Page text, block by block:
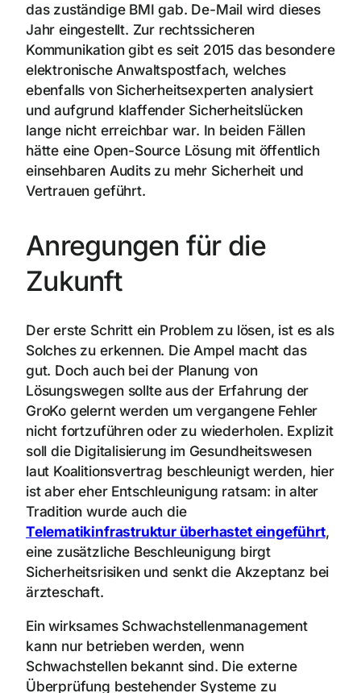
das zuständige BMI gab. De-Mail wird dieses
Jahr eingestellt. Zur rechtssicheren
Kommunikation gibt es seit 2015 das besondere
elektronische Anwaltspostfach, welches
ebenfalls von Sicherheitsexperten analysiert
und aufgrund klaffender Sicherheitslücken
lange nicht erreichbar war. In beiden Fällen
hätte eine Open-Source Lösung mit öffentlich
einsehbaren Audits zu mehr Sicherheit und
Vertrauen geführt.
Anregungen für die
Zukunft
Der erste Schritt ein Problem zu lösen, ist es als
Solches zu erkennen. Die Ampel macht das
gut. Doch auch bei der Planung von
Lösungswegen sollte aus der Erfahrung der
GroKo gelernt werden um vergangene Fehler
nicht fortzuführen oder zu wiederholen. Explizit
soll die Digitalisierung im Gesundheitswesen
laut Koalitionsvertrag beschleunigt werden, hier
ist aber eher Entschleunigung ratsam: in alter
Tradition wurde auch die
Telematikinfrastruktur überhastet eingeführt,
eine zusätzliche Beschleunigung birgt
Sicherheitsrisiken und senkt die Akzeptanz bei
ärzteschaft.
Ein wirksames Schwachstellenmanagement
kann nur betrieben werden, wenn
Schwachstellen bekannt sind. Die externe
Überprüfung bestehender Systeme zu